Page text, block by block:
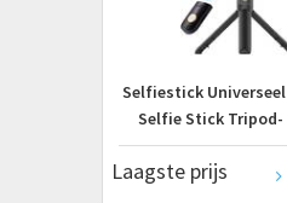
Selfiestick
Selfie Stick Tripod-
iPhone/
Laagste prijs